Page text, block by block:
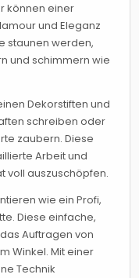
können einer
und Eleganz
staunen werden,
und schimmern wie
Dekorstiften und
schreiben oder
zaubern. Diese
Arbeit und
voll auszuschöpfen.
wie ein Profi,
Diese einfache,
Auftragen von
Winkel. Mit einer
Technik